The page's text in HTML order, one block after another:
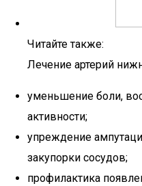
Читайте также:
Лечение артерий
уменьшение боли,
активности;
упреждение
закупорки сосудов;
профилактика